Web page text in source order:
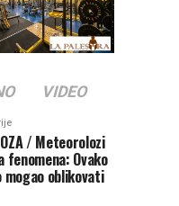
VIDEO
/ Meteorolozi
fenomena: Ovako
mogao oblikovati